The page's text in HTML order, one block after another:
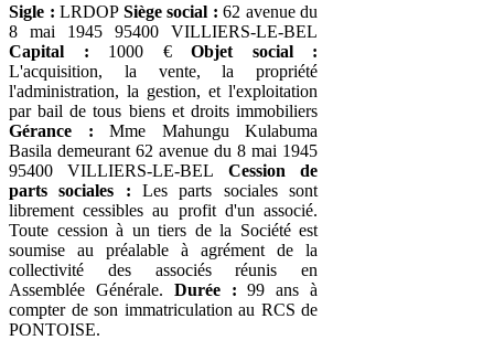
Sigle : LRDOP Siège social : 62 avenue du
8 mai 1945 95400 VILLIERS-LE-BEL
Capital : 1000 € Objet social :
L'acquisition, la vente, la propriété
l'administration, la gestion, et l'exploitation
par bail de tous biens et droits immobiliers
Gérance : Mme Mahungu Kulabuma
Basila demeurant 62 avenue du 8 mai 1945
95400 VILLIERS-LE-BEL Cession de
parts sociales : Les parts sociales sont
librement cessibles au profit d'un associé.
Toute cession à un tiers de la Société est
soumise au préalable à agrément de la
collectivité des associés réunis en
Assemblée Générale. Durée : 99 ans à
compter de son immatriculation au RCS de
PONTOISE.